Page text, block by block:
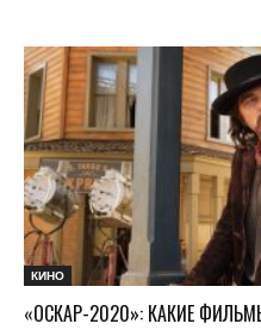
КИНО
«ОСКАР-2020»: КАКИЕ